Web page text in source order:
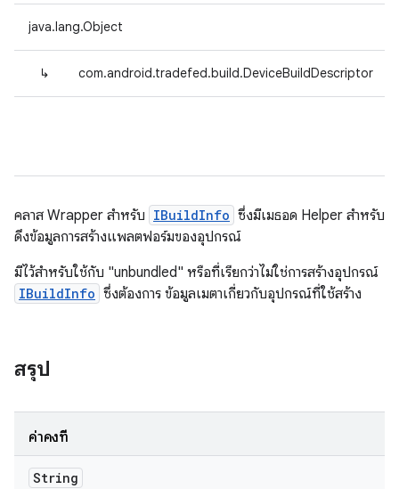
java.lang.Object
↳ com.android.tradefed.build.DeviceBuildDescriptor
คลาส Wrapper สำหรับ IBuildInfo ซึ่งมีเมธอด Helper สำหรับ
ดึงข้อมูลการสร้างแพลตฟอร์มของอุปกรณ์
มีไว้สำหรับใช้กับ "unbundled" หรือที่เรียกว่าไม่ใช่การสร้างอุปกรณ์
IBuildInfo ซึ่งต้องการ ข้อมูลเมตาเกี่ยวกับอุปกรณ์ที่ใช้สร้าง
สรุป
ค่าคงที่
String